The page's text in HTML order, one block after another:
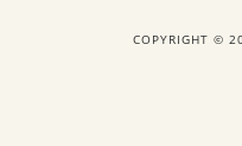
COPYRIGHT ©